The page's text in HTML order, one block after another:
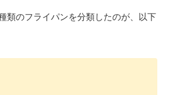
類のフライパンを分類したのが、以下